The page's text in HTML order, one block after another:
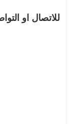
للاتصال او